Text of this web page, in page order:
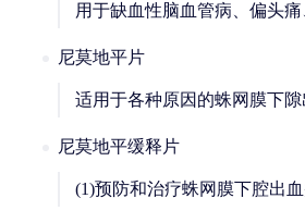
用于缺血性脑血管病、偏头
尼莫地平片
适用于各种原因的蛛网膜下
尼莫地平缓释片
(1)预防和治疗蛛网膜下腔出